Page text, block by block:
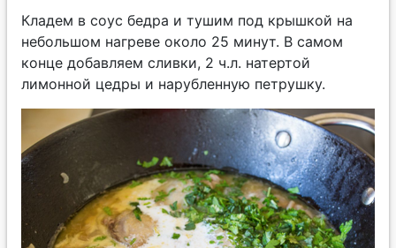
Кладем в соус бедра и тушим под крышкой на
небольшом нагреве около 25 минут. В самом
конце добавляем сливки, 2 ч.л. натертой
лимонной цедры и нарубленную петрушку.